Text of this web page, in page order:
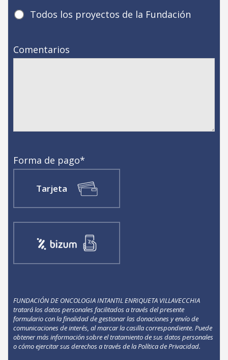
Todos los proyectos de la Fundación
Comentarios
Forma de pago*
Tarjeta
FUNDACIÓN DE ONCOLOGIA INTANTIL ENRIQUETA VILLAVECCHIA
tratará los datos personales facilitados a través del presente
formulario con la finalidad de gestionar las donaciones y envío de
comunicaciones de interés, al marcar la casilla correspondiente. Puede
obtener más información sobre el tratamiento de sus datos personales
o cómo ejercitar sus derechos a través de la Política de Privacidad.